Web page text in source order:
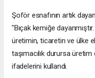
Şoför esnafının artık
"Bıçak kemiğe
üretimin, ticaretin ve ülke
taşımacılık durursa
ifadelerini kullandı.